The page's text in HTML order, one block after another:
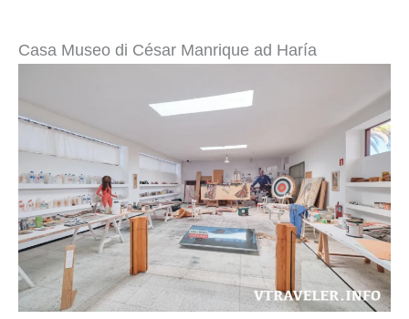
Casa Museo di César Manrique ad Haría